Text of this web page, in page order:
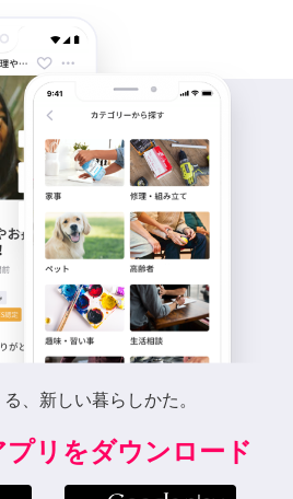
、新しい暮らしかた。
プリをダウンロード